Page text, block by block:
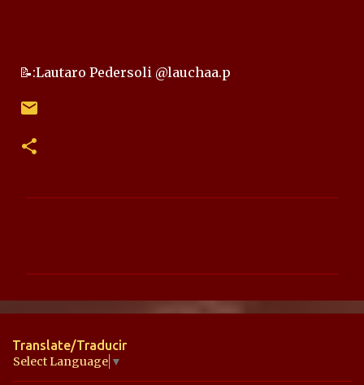
📝:Lautaro Pedersoli @lauchaa.p
n
a
Translate/Traducir
Select Language ▼